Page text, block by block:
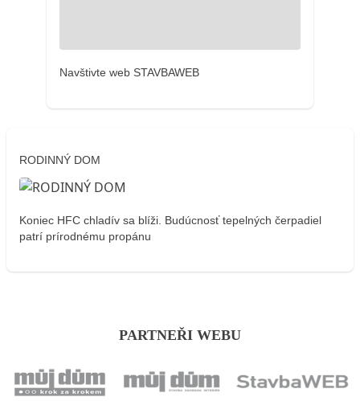
Navštivte web STAVBAWEB
RODINNÝ DOM
Koniec HFC chladív sa blíži. Budúcnosť tepelných čerpadiel
patrí prírodnému propánu
PARTNEŘI WEBU